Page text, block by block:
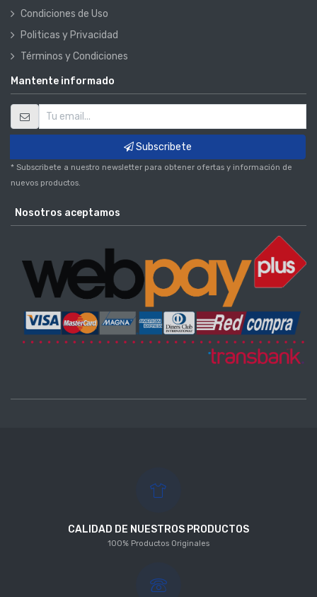
Condiciones de Uso
Politicas y Privacidad
Términos y Condiciones
Mantente informado
Subscribete
* Subscribete a nuestro newsletter para obtener ofertas y información de
nuevos productos.
Nosotros aceptamos
CALIDAD DE NUESTROS PRODUCTOS
100% Productos Originales